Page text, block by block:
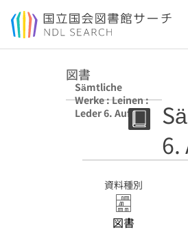
本文へ移動
図書
Sämtliche
Werke : Leinen :
Leder 6. Aufl
6.
資料種別
図書